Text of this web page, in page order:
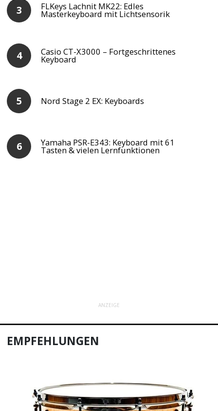
FLKeys Lachnit MK22: Edles
Masterkeyboard mit Lichtsensorik
Casio CT-X3000 – Fortgeschrittenes
Keyboard
Nord Stage 2 EX: Keyboards
Yamaha PSR-E343: Keyboard mit 61
Tasten & vielen Lernfunktionen
ANZEIGE
EMPFEHLUNGEN